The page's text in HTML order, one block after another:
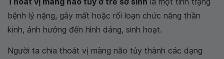
bệnh lý nặng, gây mất hoặc rối loạn chức năng thần
kinh, ảnh hưởng đến hình dáng, sinh hoạt.
Người ta chia thoát vị màng não tủy thành các dạng